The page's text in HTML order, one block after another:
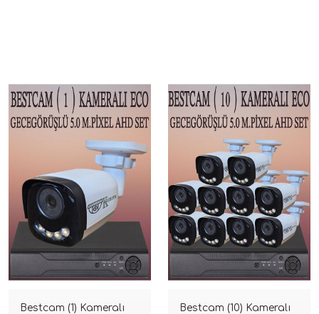
Bestcam (1) Kameralı
Bestcam (10) Kameralı